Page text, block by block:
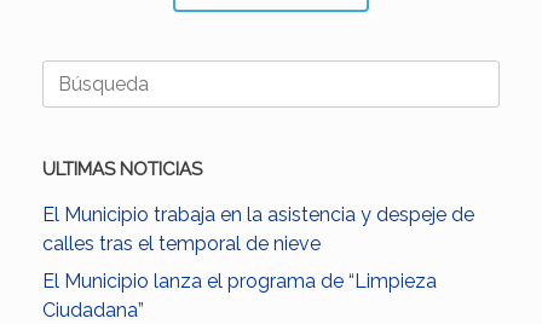
Buscar:
ULTIMAS NOTICIAS
El Municipio trabaja en la asistencia y despeje de
calles tras el temporal de nieve
El Municipio lanza el programa de “Limpieza
Ciudadana”